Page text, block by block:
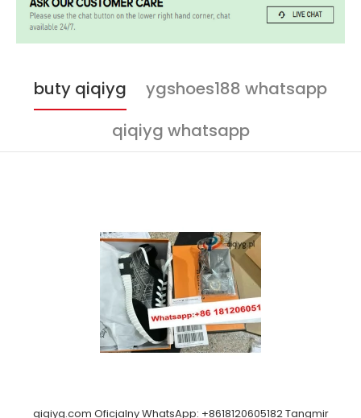
buty qiqiyg
ygshoes188 whatsapp
qiqiyg whatsapp
qiqiyg.com Oficjalny WhatsApp: +8618120605182 Tangmir